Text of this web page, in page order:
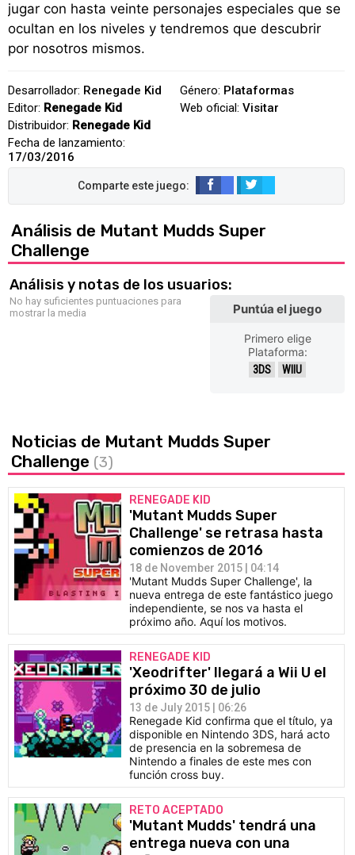
jugar con hasta veinte personajes especiales que se
ocultan en los niveles y tendremos que descubrir
por nosotros mismos.
Desarrollador: Renegade Kid
Editor: Renegade Kid
Distribuidor: Renegade Kid
Fecha de lanzamiento:
17/03/2016
Género: Plataformas
Web oficial: Visitar
Análisis de Mutant Mudds Super
Challenge
Análisis y notas de los usuarios:
No hay suficientes puntuaciones para
mostrar la media
Puntúa el juego
Primero elige
Plataforma:
3DS WIIU
Noticias de Mutant Mudds Super
Challenge (3)
RENEGADE KID
'Mutant Mudds Super
Challenge' se retrasa hasta
comienzos de 2016
18 de November 2015 | 04:14
'Mutant Mudds Super Challenge', la
nueva entrega de este fantástico juego
independiente, se nos va hasta el
próximo año. Aquí los motivos.
RENEGADE KID
'Xeodrifter' llegará a Wii U el
próximo 30 de julio
13 de July 2015 | 06:26
Renegade Kid confirma que el título, ya
disponible en Nintendo 3DS, hará acto
de presencia en la sobremesa de
Nintendo a finales de este mes con
función cross buy.
RETO ACEPTADO
'Mutant Mudds' tendrá una
entrega nueva con una